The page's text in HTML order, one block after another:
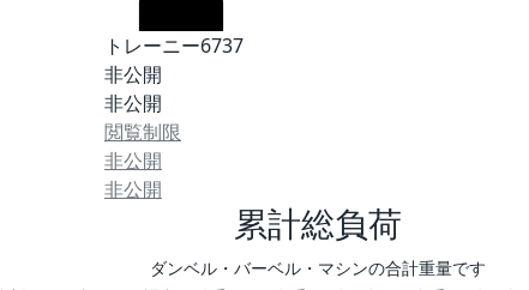
トレーニー6737
非公開
非公開
閲覧制限
非公開
非公開
累計総負荷
ダンベル・バーベル・マシンの合計重量です